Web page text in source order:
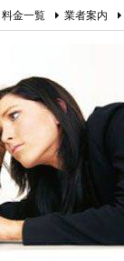
料金一覧 業者案内